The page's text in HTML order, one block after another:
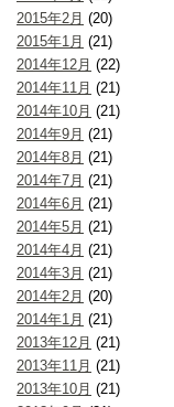
2015年2月 (20)
2015年1月 (21)
2014年12月 (22)
2014年11月 (21)
2014年10月 (21)
2014年9月 (21)
2014年8月 (21)
2014年7月 (21)
2014年6月 (21)
2014年5月 (21)
2014年4月 (21)
2014年3月 (21)
2014年2月 (20)
2014年1月 (21)
2013年12月 (21)
2013年11月 (21)
2013年10月 (21)